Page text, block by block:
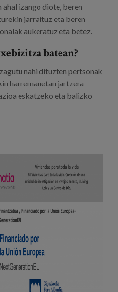
izango diote, beren
jarraituz eta beren
aukeratuz eta betez.
batean?
nahi dituzten pertsonak
harremanetan jartzera
eskatzeko eta balizko